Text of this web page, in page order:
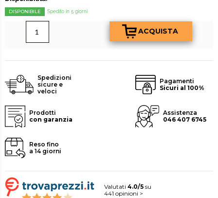
DISPONIBILE Spedito in 5 giorni
Spedizioni
sicure e
veloci
Pagamenti
Sicuri al 100%
Prodotti
con garanzia
Assistenza
046 407 6745
Reso fino
a 14 giorni
Valutati 4.0/5 su
441 opinioni >